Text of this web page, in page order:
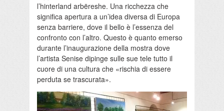
l’hinterland arbëreshe. Una ricchezza che
significa apertura a un’idea diversa di Europa
senza barriere, dove il bello è l’essenza del
confronto con l’altro. Questo è quanto emerso
durante l’inaugurazione della mostra dove
l’artista Senise dipinge sulle sue tele tutto il
cuore di una cultura che «rischia di essere
perduta se trascurata».